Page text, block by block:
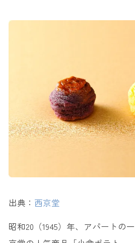
出典： 西京堂
昭和20（1945）年、アパートの